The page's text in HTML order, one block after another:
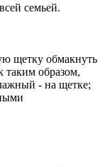
семьей.
щетку обмакнуть
таким образом,
- на щетке;